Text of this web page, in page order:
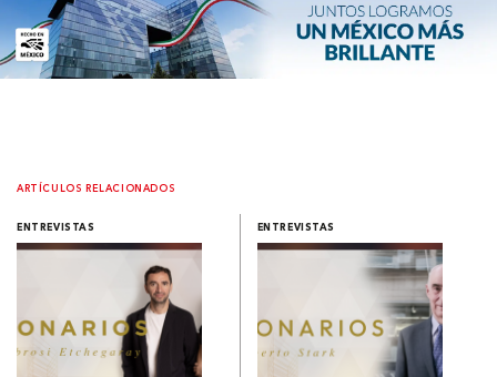
ARTÍCULOS RELACIONADOS
ENTREVISTAS ENTREVISTAS